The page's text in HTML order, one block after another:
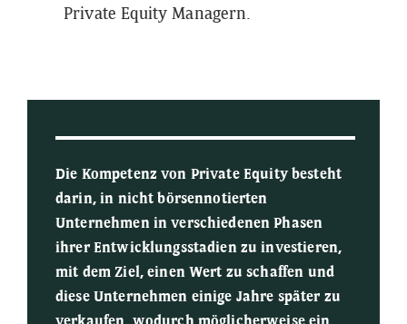
Private Equity Managern.
Die Kompetenz von Private Equitybesteht
darin, in nicht börsennotierten
Unternehmen in verschiedenen Phasen
ihrer Entwicklungsstadien zu investieren,
mit dem Ziel, einen Wert zu schaffen und
diese Unternehmen einige Jahre später zu